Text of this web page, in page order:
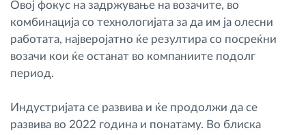
Овој фокус на задржување на возачите, во
комбинација со технологијата за да им ја олесни
работата, најверојатно ќе резултира со посреќни
возачи кои ќе останат во компаниите подолг
период.
Индустријата се развива и ќе продолжи да се
развива во 2022 година и понатаму. Во блиска